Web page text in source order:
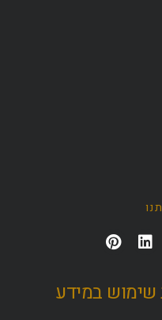
במידע